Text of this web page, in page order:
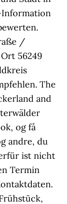
Information
/
56249
The
and
og få
andre, du
ist nicht
Termin